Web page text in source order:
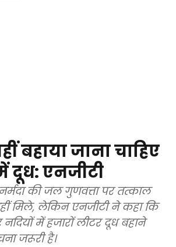
बहाया जाना चाहिए
दूध: एनजीटी
की जल गुणवत्ता पर तत्काल
मिले, लेकिन एनजीटी ने कहा कि
में हजारों लीटर दूध बहाने
जरूरी है।